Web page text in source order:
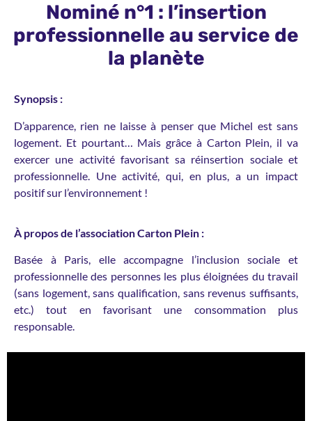
Nominé n°1 : l’insertion
professionnelle au service de
la planète
Synopsis :
D’apparence, rien ne laisse à penser que Michel est sans
logement. Et pourtant… Mais grâce à Carton Plein, il va
exercer une activité favorisant sa réinsertion sociale et
professionnelle. Une activité, qui, en plus, a un impact
positif sur l’environnement !
À propos de l’association Carton Plein :
Basée à Paris, elle accompagne l’inclusion sociale et
professionnelle des personnes les plus éloignées du travail
(sans logement, sans qualification, sans revenus suffisants,
etc.) tout en favorisant une consommation plus
responsable.